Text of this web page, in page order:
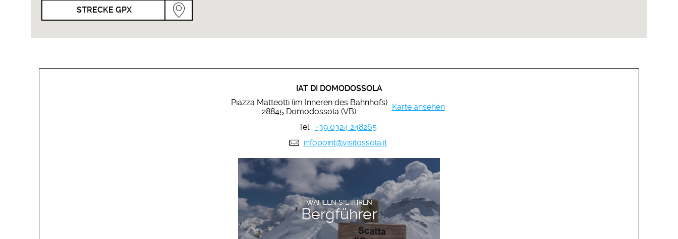
STRECKE GPX
WÄHLEN SIE IHREN
Bergführer
IAT DI DOMODOSSOLA
Piazza Matteotti (im Inneren des Bahnhofs)
28845 Domodossola (VB)
Karte ansehen
Tel.
+39 0324 248265
infopoint@visitossola.it